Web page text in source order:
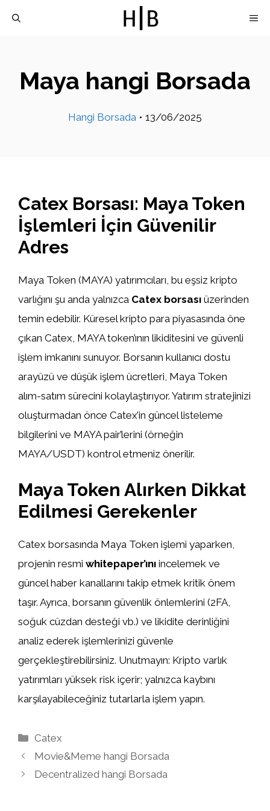
Maya hangi Borsada
Hangi Borsada • 13/06/2025
Catex Borsası: Maya Token
İşlemleri İçin Güvenilir
Adres
Maya Token (MAYA) yatırımcıları, bu eşsiz kripto
varlığını şu anda yalnızca Catex borsası üzerinden
temin edebilir. Küresel kripto para piyasasında öne
çıkan Catex, MAYA token’ının likiditesini ve güvenli
işlem imkanını sunuyor. Borsanın kullanıcı dostu
arayüzü ve düşük işlem ücretleri, Maya Token
alım-satım sürecini kolaylaştırıyor. Yatırım stratejinizi
oluşturmadan önce Catex’in güncel listeleme
bilgilerini ve MAYA pair’lerini (örneğin
MAYA/USDT) kontrol etmeniz önerilir.
Maya Token Alırken Dikkat
Edilmesi Gerekenler
Catex borsasında Maya Token işlemi yaparken,
projenin resmi whitepaper’ını incelemek ve
güncel haber kanallarını takip etmek kritik önem
taşır. Ayrıca, borsanın güvenlik önlemlerini (2FA,
soğuk cüzdan desteği vb.) ve likidite derinliğini
analiz ederek işlemlerinizi güvenle
gerçekleştirebilirsiniz. Unutmayın: Kripto varlık
yatırımları yüksek risk içerir; yalnızca kaybını
karşılayabileceğiniz tutarlarla işlem yapın.
Kategoriler
Catex
Movie&Meme hangi Borsada
Decentralized hangi Borsada